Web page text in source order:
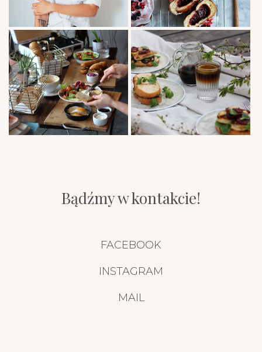
Bądźmy w kontakcie!
FACEBOOK
INSTAGRAM
MAIL